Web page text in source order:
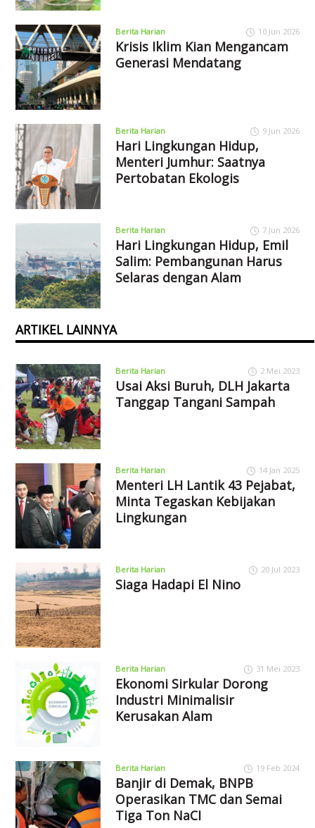
Berita Harian 10 Jun 2026
Krisis Iklim Kian Mengancam
Generasi Mendatang
Berita Harian 9 Jun 2026
Hari Lingkungan Hidup,
Menteri Jumhur: Saatnya
Pertobatan Ekologis
Berita Harian 7 Jun 2026
Hari Lingkungan Hidup, Emil
Salim: Pembangunan Harus
Selaras dengan Alam
ARTIKEL LAINNYA
Berita Harian 2 Mei 2023
Usai Aksi Buruh, DLH Jakarta
Tanggap Tangani Sampah
Berita Harian 14 Jan 2025
Menteri LH Lantik 43 Pejabat,
Minta Tegaskan Kebijakan
Lingkungan
Berita Harian 20 Jul 2023
Siaga Hadapi El Nino
Berita Harian 31 Mei 2023
Ekonomi Sirkular Dorong
Industri Minimalisir
Kerusakan Alam
Berita Harian 19 Feb 2024
Banjir di Demak, BNPB
Operasikan TMC dan Semai
Tiga Ton NaCI